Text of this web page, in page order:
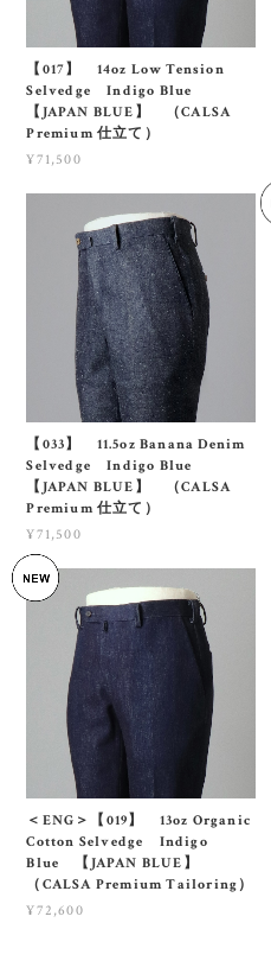
【017】 14oz Low Tension
Selvedge Indigo Blue
【JAPAN BLUE】 （CALSA
Premium 仕立て）
¥71,500
【033】 11.5oz Banana Denim
Selvedge Indigo Blue
【JAPAN BLUE】 （CALSA
Premium 仕立て）
¥71,500
＜ENG＞【019】 13oz Organic
Cotton Selvedge Indigo
Blue 【JAPAN BLUE】
（CALSA Premium Tailoring）
¥72,600